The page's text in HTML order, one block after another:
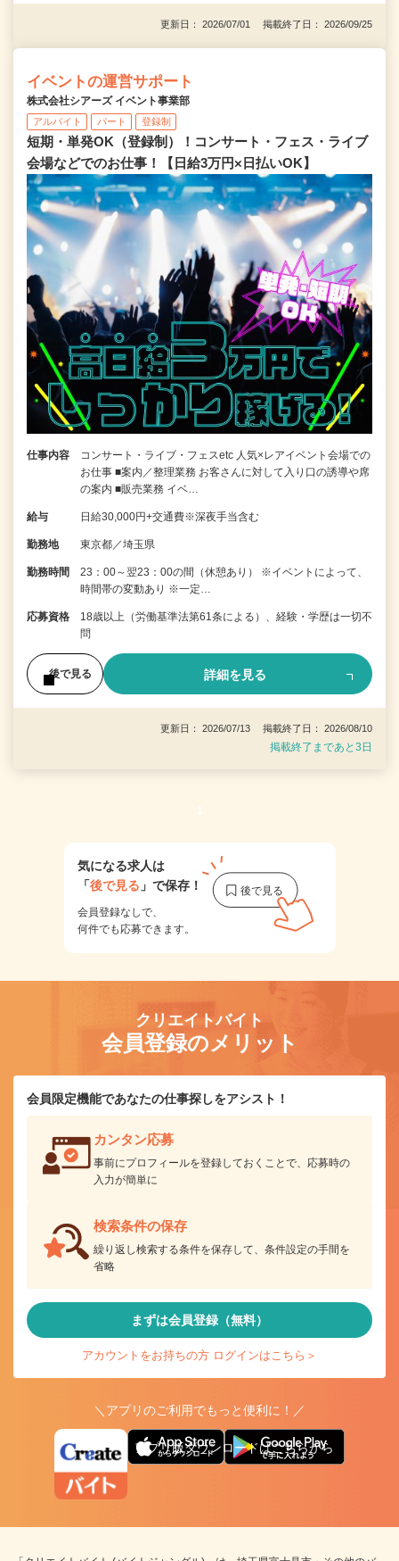
更新日： 2026/07/01 掲載終了日： 2026/09/25
イベントの運営サポート
株式会社シアーズ イベント事業部
アルバイト パート 登録制
短期・単発OK（登録制）！コンサート・フェス・ライブ
会場などでのお仕事！【日給3万円×日払いOK】
仕事内容
コンサート・ライブ・フェスetc 人気×レアイベント会場での
お仕事 ■案内／整理業務 お客さんに対して入り口の誘導や席
の案内 ■販売業務 イベ…
給与 日給30,000円+交通費※深夜手当含む
勤務地 東京都／埼玉県
勤務時間
23：00～翌23：00の間（休憩あり） ※イベントによって、
時間帯の変動あり ※一定…
応募資格
18歳以上（労働基準法第61条による）、経験・学歴は一切不
問
後で見る 詳細を見る
更新日： 2026/07/13 掲載終了日： 2026/08/10
掲載終了まであと3日
1
気になる求人は
「後で見る 」で保存！
会員登録なしで、
何件でも応募できます。
クリエイトバイト
会員登録のメリット
会員限定機能であなたの仕事探しをアシスト！
カンタン応募
事前にプロフィールを登録しておくことで、応募時の
入力が簡単に
検索条件の保存
繰り返し検索する条件を保存して、条件設定の手間を
省略
まずは会員登録（無料）
アカウントをお持ちの方 ログインはこちら＞
＼アプリのご利用でもっと便利に！／
アプリ版ダウンロードはこちらから